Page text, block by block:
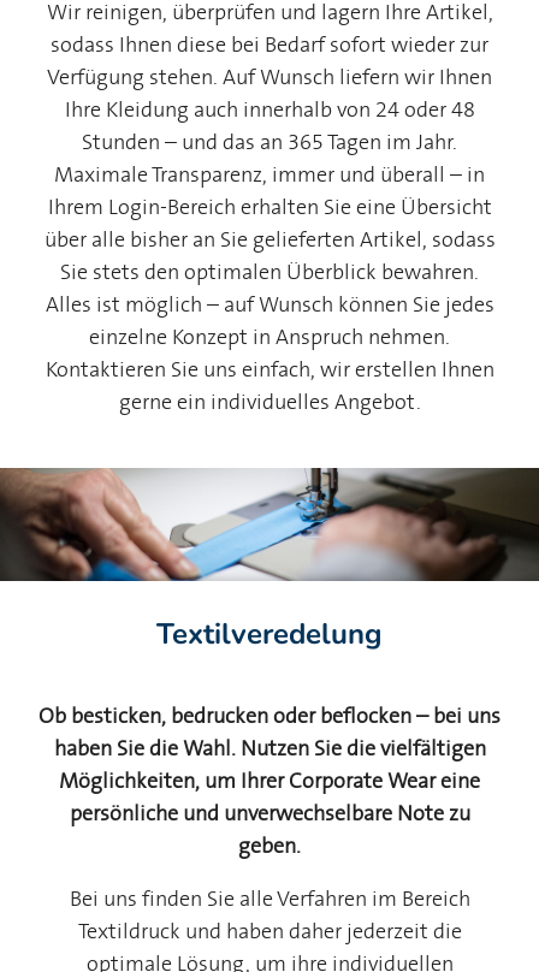
Wir reinigen, überprüfen und lagern Ihre Artikel,
sodass Ihnen diese bei Bedarf sofort wieder zur
Verfügung stehen. Auf Wunsch liefern wir Ihnen
Ihre Kleidung auch innerhalb von 24 oder 48
Stunden – und das an 365 Tagen im Jahr.
Maximale Transparenz, immer und überall – in
Ihrem Login-Bereich erhalten Sie eine Übersicht
über alle bisher an Sie gelieferten Artikel, sodass
Sie stets den optimalen Überblick bewahren.
Alles ist möglich – auf Wunsch können Sie jedes
einzelne Konzept in Anspruch nehmen.
Kontaktieren Sie uns einfach, wir erstellen Ihnen
gerne ein individuelles Angebot.
Textilveredelung
Ob besticken, bedrucken oder beflocken – bei uns
haben Sie die Wahl. Nutzen Sie die vielfältigen
Möglichkeiten, um Ihrer Corporate Wear eine
persönliche und unverwechselbare Note zu
geben.
Bei uns finden Sie alle Verfahren im Bereich
Textildruck und haben daher jederzeit die
optimale Lösung, um ihre individuellen